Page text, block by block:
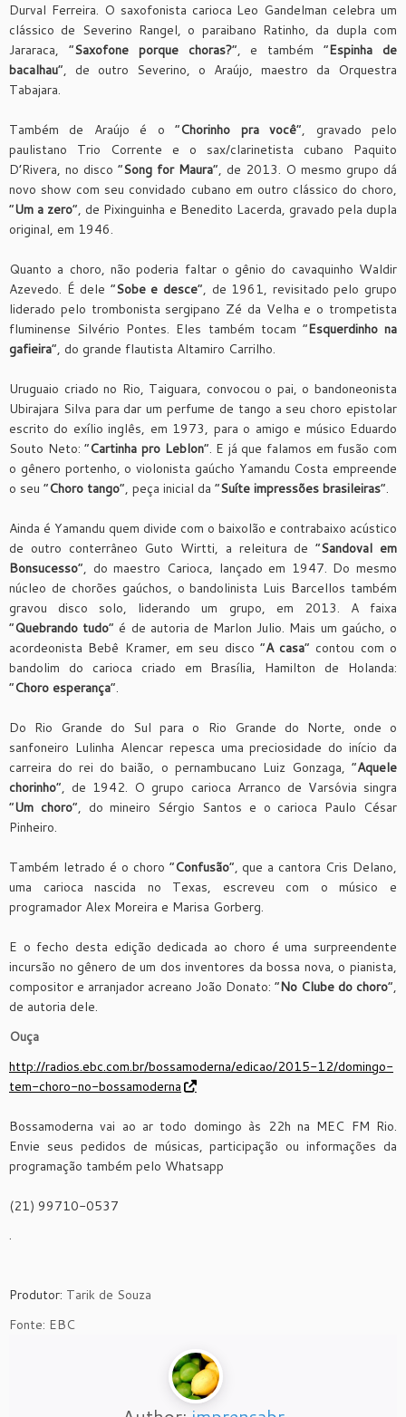
Durval Ferreira. O saxofonista carioca Leo Gandelman celebra um
clássico de Severino Rangel, o paraibano Ratinho, da dupla com
Jararaca, “Saxofone porque choras?”, e também “Espinha de
bacalhau”, de outro Severino, o Araújo, maestro da Orquestra
Tabajara.
Também de Araújo é o “Chorinho pra você”, gravado pelo
paulistano Trio Corrente e o sax/clarinetista cubano Paquito
D’Rivera, no disco “Song for Maura”, de 2013. O mesmo grupo dá
novo show com seu convidado cubano em outro clássico do choro,
“Um a zero”, de Pixinguinha e Benedito Lacerda, gravado pela dupla
original, em 1946.
Quanto a choro, não poderia faltar o gênio do cavaquinho Waldir
Azevedo. É dele “Sobe e desce”, de 1961, revisitado pelo grupo
liderado pelo trombonista sergipano Zé da Velha e o trompetista
fluminense Silvério Pontes. Eles também tocam “Esquerdinho na
gafieira”, do grande flautista Altamiro Carrilho.
Uruguaio criado no Rio, Taiguara, convocou o pai, o bandoneonista
Ubirajara Silva para dar um perfume de tango a seu choro epistolar
escrito do exílio inglês, em 1973, para o amigo e músico Eduardo
Souto Neto: “Cartinha pro Leblon”. E já que falamos em fusão com
o gênero portenho, o violonista gaúcho Yamandu Costa empreende
o seu “Choro tango”, peça inicial da “Suíte impressões brasileiras”.
Ainda é Yamandu quem divide com o baixolão e contrabaixo acústico
de outro conterrâneo Guto Wirtti, a releitura de “Sandoval em
Bonsucesso”, do maestro Carioca, lançado em 1947. Do mesmo
núcleo de chorões gaúchos, o bandolinista Luis Barcellos também
gravou disco solo, liderando um grupo, em 2013. A faixa
“Quebrando tudo” é de autoria de Marlon Julio. Mais um gaúcho, o
acordeonista Bebê Kramer, em seu disco “A casa” contou com o
bandolim do carioca criado em Brasília, Hamilton de Holanda:
“Choro esperança”.
Do Rio Grande do Sul para o Rio Grande do Norte, onde o
sanfoneiro Lulinha Alencar repesca uma preciosidade do início da
carreira do rei do baião, o pernambucano Luiz Gonzaga, “Aquele
chorinho”, de 1942. O grupo carioca Arranco de Varsóvia singra
“Um choro”, do mineiro Sérgio Santos e o carioca Paulo César
Pinheiro.
Também letrado é o choro “Confusão”, que a cantora Cris Delano,
uma carioca nascida no Texas, escreveu com o músico e
programador Alex Moreira e Marisa Gorberg.
E o fecho desta edição dedicada ao choro é uma surpreendente
incursão no gênero de um dos inventores da bossa nova, o pianista,
compositor e arranjador acreano João Donato: “No Clube do choro”,
de autoria dele.
Ouça
http://radios.ebc.com.br/bossamoderna/edicao/2015-12/domingo-
tem-choro-no-bossamoderna
Bossamoderna vai ao ar todo domingo às 22h na MEC FM Rio.
Envie seus pedidos de músicas, participação ou informações da
programação também pelo Whatsapp
(21) 99710-0537
.
Produtor: Tarik de Souza
Fonte: EBC